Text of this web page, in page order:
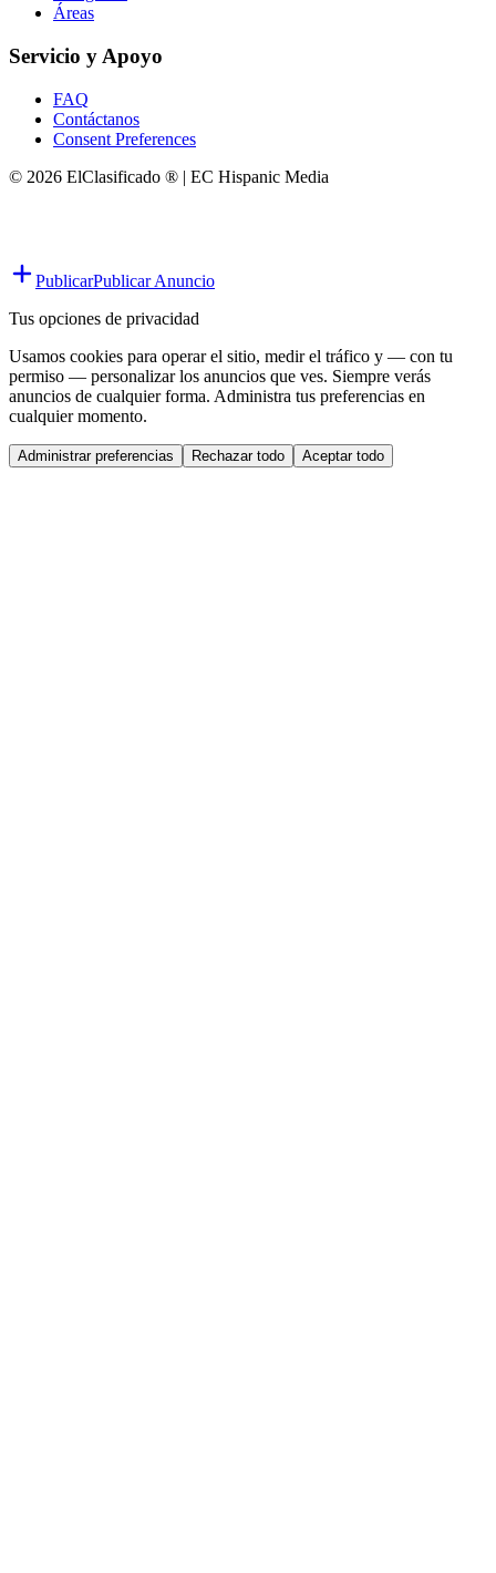
Áreas
Servicio y Apoyo
FAQ
Contáctanos
Consent Preferences
© 2026 ElClasificado ® | EC Hispanic Media
PublicarPublicar Anuncio
Tus opciones de privacidad
Usamos cookies para operar el sitio, medir el tráfico y — con tu
permiso — personalizar los anuncios que ves. Siempre verás
anuncios de cualquier forma. Administra tus preferencias en
cualquier momento.
Administrar preferencias Rechazar todo Aceptar todo